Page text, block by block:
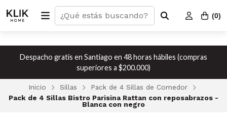
(0)
Despacho gratis en Santiago en 48 horas hábiles (compras
superiores a $200.000)
Inicio Sillas
Pack de 4 Sillas de Comedor
Pack de 4 Sillas Bistro Parisina Rattan con reposabrazos -
Blanca con negro